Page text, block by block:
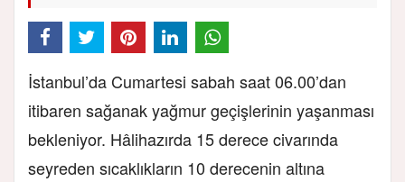
İstanbul’da Cumartesi sabah saat 06.00’dan
itibaren sağanak yağmur geçişlerinin yaşanması
bekleniyor. Hâlihazırda 15 derece civarında
seyreden sıcaklıkların 10 derecenin altına